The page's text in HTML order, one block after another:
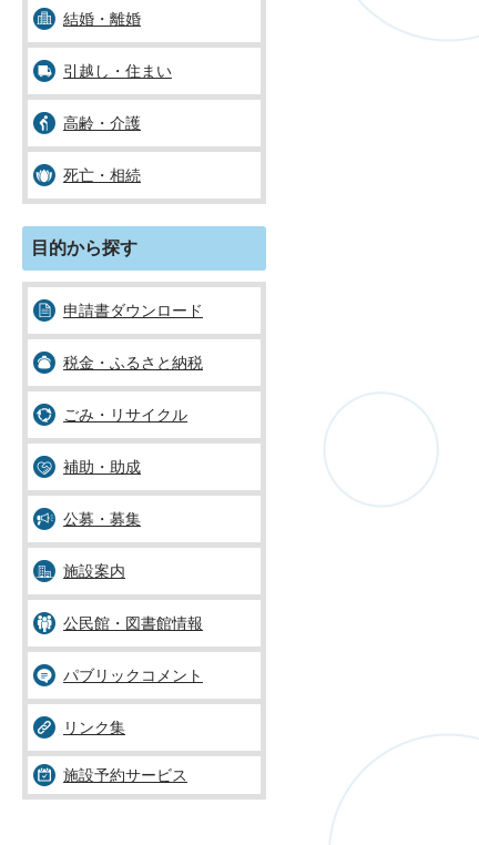
結婚・離婚
引越し・住まい
高齢・介護
死亡・相続
目的から探す
申請書ダウンロード
税金・ふるさと納税
ごみ・リサイクル
補助・助成
公募・募集
施設案内
公民館・図書館情報
パブリックコメント
リンク集
施設予約サービス